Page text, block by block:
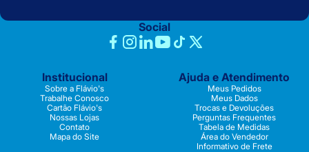
Social
Institucional
Sobre a Flávio's
Trabalhe Conosco
Cartão Flávio's
Nossas Lojas
Contato
Mapa do Site
Ajuda e Atendimento
Meus Pedidos
Meus Dados
Trocas e Devoluções
Perguntas Frequentes
Tabela de Medidas
Área do Vendedor
Informativo de Frete